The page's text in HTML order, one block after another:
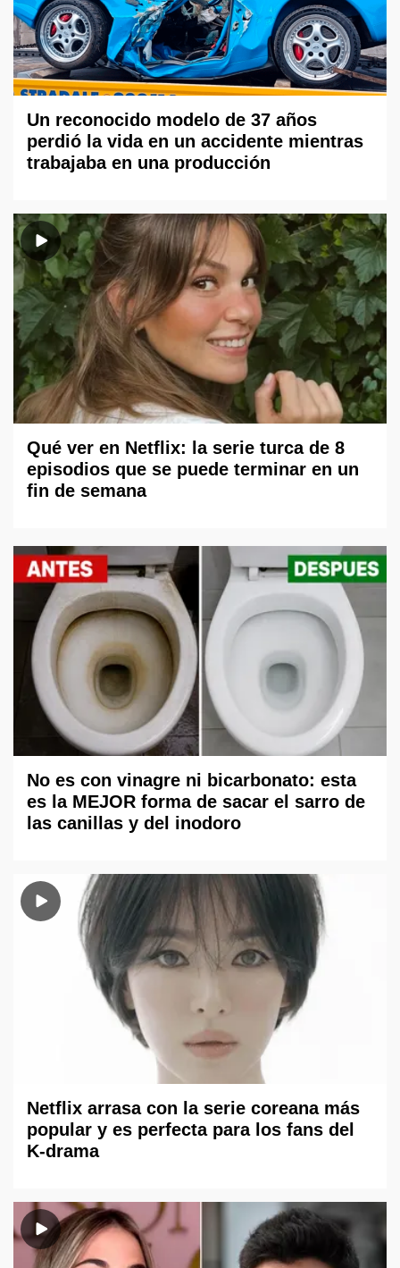
Un reconocido modelo de 37 años
perdió la vida en un accidente mientras
trabajaba en una producción
Qué ver en Netflix: la serie turca de 8
episodios que se puede terminar en un
fin de semana
No es con vinagre ni bicarbonato: esta
es la MEJOR forma de sacar el sarro de
las canillas y del inodoro
Netflix arrasa con la serie coreana más
popular y es perfecta para los fans del
K-drama